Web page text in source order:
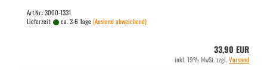
Art.Nr.: 3000-1331
Lieferzeit:
ca. 3-6 Tage(Ausland abweichend)
33,90 EUR
inkl. 19% MwSt. zzgl.Versand